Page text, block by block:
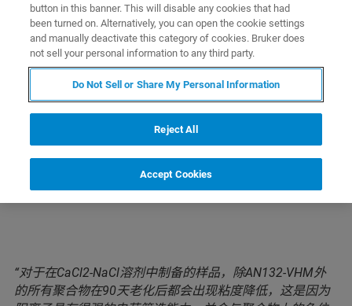
联系我们
探索磁共振图书馆
“对于在CaCl2-NaCl溶剂中制备的样品，除AN132-VHM外
的所有聚合物在90天老化后都会出现粘度降低，这是因为
button in this banner. This will disable any cookies that had
been turned on. Alternatively, you can open the cookie settings
and manually deactivate this category of cookies. Bruker does
not sell your personal information to any third party.
Do Not Sell or Share My Personal Information
Reject All
Accept Cookies